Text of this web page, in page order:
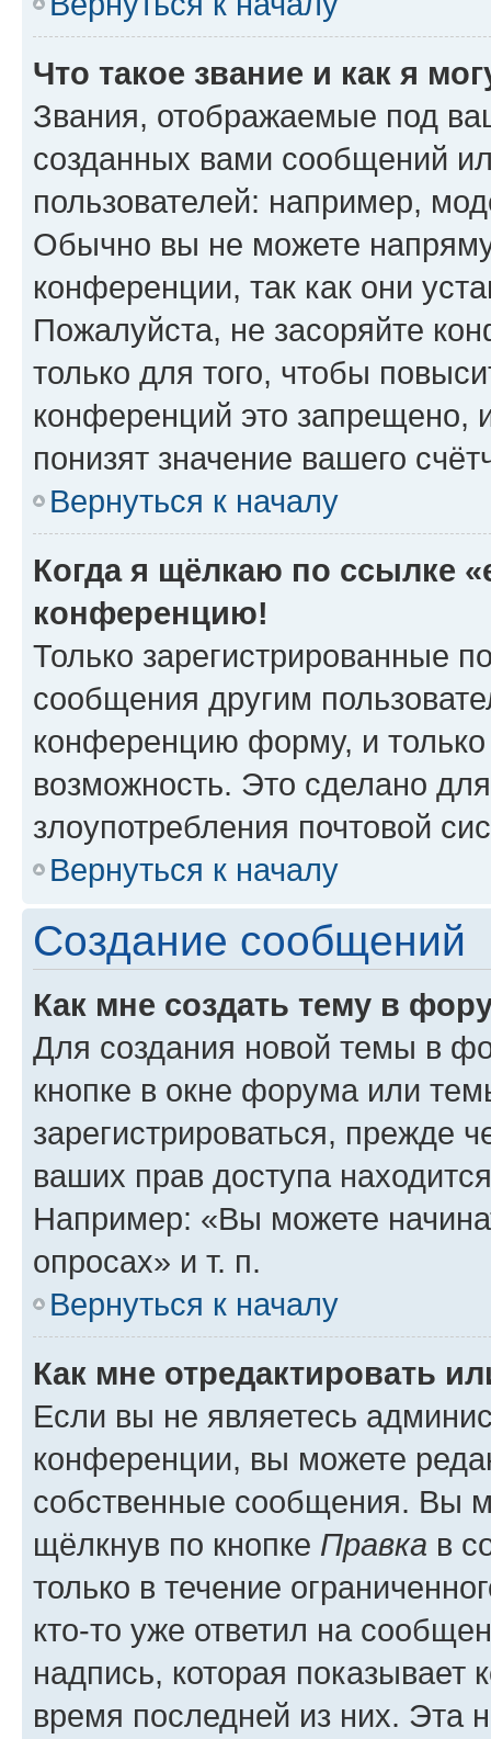
Что такое звание и как я
Звания, отображаемые под
созданных вами сообщений
пользователей: например,
Обычно вы не можете
конференции, так как они
Пожалуйста, не засоряйте
только для того, чтобы
конференций это запрещено,
понизят значение вашего
Вернуться к началу
Когда я щёлкаю по ссылке
конференцию!
Только зарегистрированные
сообщения другим
конференцию форму, и
возможность. Это сделано
злоупотребления почтовой
Вернуться к началу
Создание сообщений
Как мне создать тему в
Для создания новой темы в
кнопке в окне форума или
зарегистрироваться, прежде
ваших прав доступа
Например: «Вы можете
опросах» и т. п.
Вернуться к началу
Как мне отредактировать
Если вы не являетесь
конференции, вы можете
собственные сообщения. Вы
щёлкнув по кнопке Правка в
только в течение
кто-то уже ответил на
надпись, которая показывает
время последней из них. Эта